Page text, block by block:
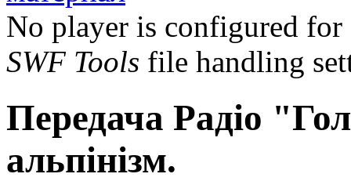
No player is configured for
SWF Tools file handling
Передача Радіо
альпінізм.